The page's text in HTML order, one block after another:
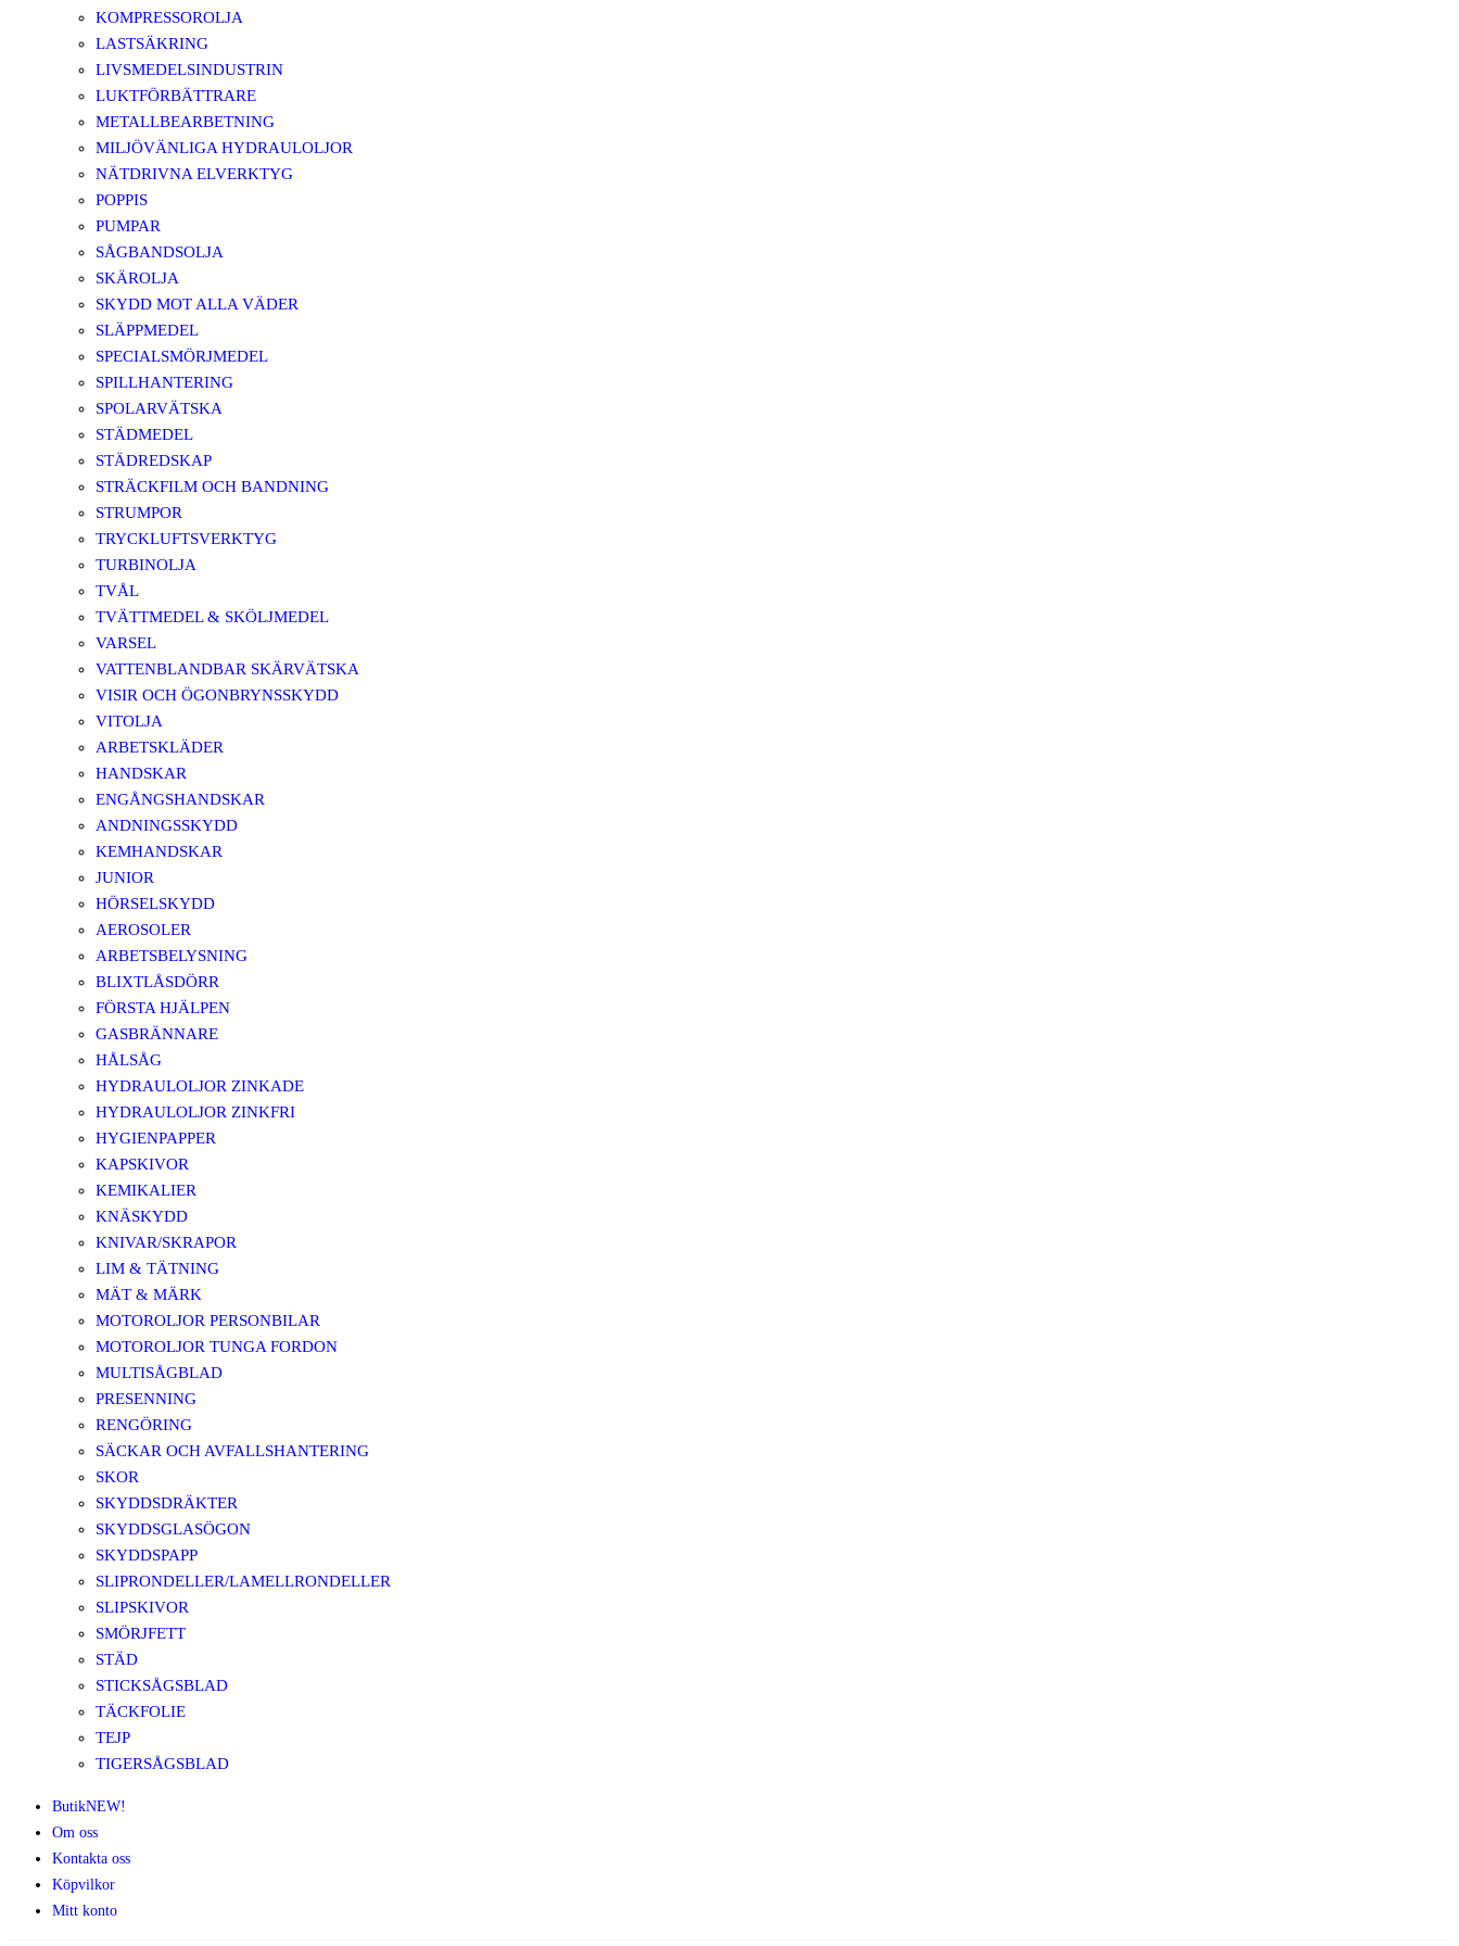
KOMPRESSOROLJA
LASTSÄKRING
LIVSMEDELSINDUSTRIN
LUKTFÖRBÄTTRARE
METALLBEARBETNING
MILJÖVÄNLIGA HYDRAULOLJOR
NÄTDRIVNA ELVERKTYG
POPPIS
PUMPAR
SÅGBANDSOLJA
SKÄROLJA
SKYDD MOT ALLA VÄDER
SLÄPPMEDEL
SPECIALSMÖRJMEDEL
SPILLHANTERING
SPOLARVÄTSKA
STÄDMEDEL
STÄDREDSKAP
STRÄCKFILM OCH BANDNING
STRUMPOR
TRYCKLUFTSVERKTYG
TURBINOLJA
TVÅL
TVÄTTMEDEL & SKÖLJMEDEL
VARSEL
VATTENBLANDBAR SKÄRVÄTSKA
VISIR OCH ÖGONBRYNSSKYDD
VITOLJA
ARBETSKLÄDER
HANDSKAR
ENGÅNGSHANDSKAR
ANDNINGSSKYDD
KEMHANDSKAR
JUNIOR
HÖRSELSKYDD
AEROSOLER
ARBETSBELYSNING
BLIXTLÅSDÖRR
FÖRSTA HJÄLPEN
GASBRÄNNARE
HÅLSÅG
HYDRAULOLJOR ZINKADE
HYDRAULOLJOR ZINKFRI
HYGIENPAPPER
KAPSKIVOR
KEMIKALIER
KNÄSKYDD
KNIVAR/SKRAPOR
LIM & TÄTNING
MÄT & MÄRK
MOTOROLJOR PERSONBILAR
MOTOROLJOR TUNGA FORDON
MULTISÅGBLAD
PRESENNING
RENGÖRING
SÄCKAR OCH AVFALLSHANTERING
SKOR
SKYDDSDRÄKTER
SKYDDSGLASÖGON
SKYDDSPAPP
SLIPRONDELLER/LAMELLRONDELLER
SLIPSKIVOR
SMÖRJFETT
STÄD
STICKSÅGSBLAD
TÄCKFOLIE
TEJP
TIGERSÅGSBLAD
ButikNEW!
Om oss
Kontakta oss
Köpvilkor
Mitt konto